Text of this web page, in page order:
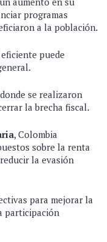
programas
a la población.
puede
se realizaron
la brecha fiscal.
, Colombia
sobre la renta
la evasión
para mejorar la
participación